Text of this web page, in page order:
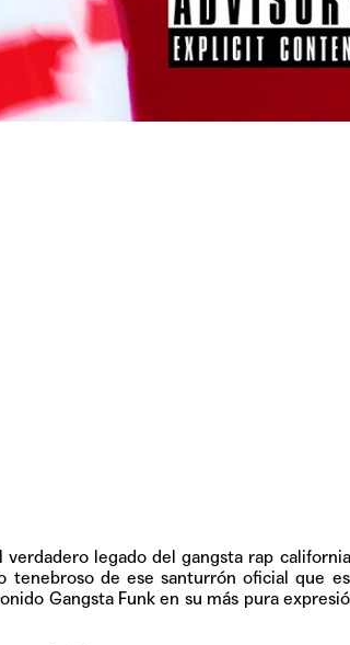
legado del gangsta rap
tenebroso de ese santurrón oficial que es
Gangsta Funk en su más pura
GRIFF, el
Pop